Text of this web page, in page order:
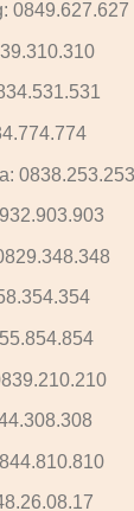
0849.627.627
0838.253.253